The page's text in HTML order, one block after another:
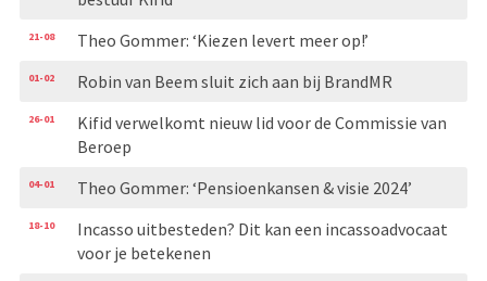
21-08 Theo Gommer: ‘Kiezen levert meer op!’
01-02 Robin van Beem sluit zich aan bij BrandMR
26-01
Kifid verwelkomt nieuw lid voor de Commissie van
Beroep
04-01 Theo Gommer: ‘Pensioenkansen & visie 2024’
18-10
Incasso uitbesteden? Dit kan een incassoadvocaat
voor je betekenen